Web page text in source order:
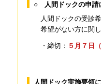
○ 人間ドックの申請
人間ドックの受診希
希望がない方に関し
・締切： ５月７日
人間ドック実施要領